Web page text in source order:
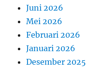
Juni 2026
Mei 2026
Februari 2026
Januari 2026
Desember 2025